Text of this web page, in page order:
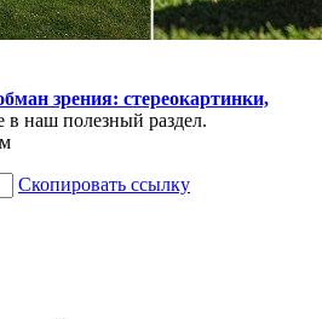
зрения: стереокартинки,
в наш полезный раздел.
Скопировать ссылку